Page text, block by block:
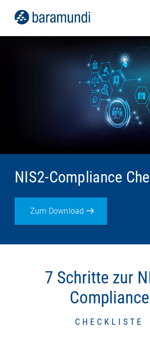
NIS2-Compliance
Zum Download
7 Schritte zur
Compliance
CHECKLISTE